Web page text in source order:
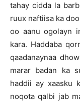
tahay cidda la
ruux naftiisa ka
oo aanu ogolayn
kara. Haddaba
qaadanaynaa
marar badan ka
haddii ay xaasku
noqota qalbi jab